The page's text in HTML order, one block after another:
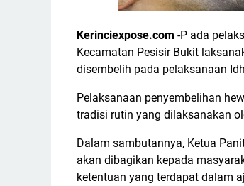
Kerinciexpose.com -P ada
Kecamatan Pesisir Bukit
disembelih pada pelaksanaan
Pelaksanaan penyembelihan
tradisi rutin yang dilaksanakan
Dalam sambutannya, Ketua
akan dibagikan kepada
ketentuan yang terdapat dalam